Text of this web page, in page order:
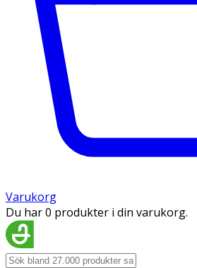
Varukorg
Du har 0 produkter i din varukorg.